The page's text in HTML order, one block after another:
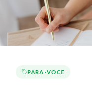
PARA-VOCE